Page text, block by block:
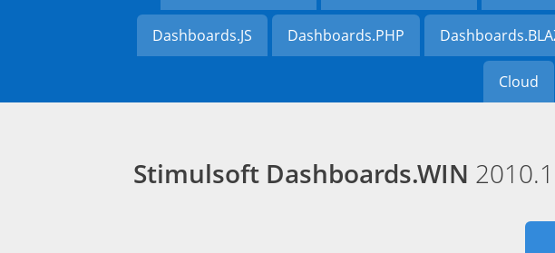
Dashboards.JS Dashboards.PHP
Cloud
Stimulsoft Dashboards.WIN 2010.1